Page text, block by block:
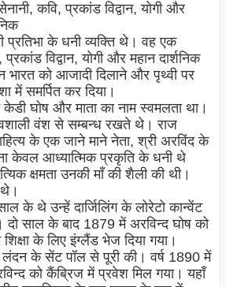
कवि, प्रकांड विद्वान, योगी और
प्रतिभा के धनी व्यक्ति थे। वह एक
विद्वान, योगी और महान दार्शनिक
भारत को आजादी दिलाने और पृथ्वी पर
में समर्पित कर दिया।
केडी घोष और माता का नाम स्वमलता था।
वंश से सम्बन्ध रखते थे। राज
के एक जाने माने नेता, श्री अरविंद के
केवल आध्यात्मिक प्रकृति के धनी थे
क्षमता उनकी माँ की शैली की थी।
के थे उन्हें दार्जिलिंग के लोरेटो कान्वेंट
साल के बाद 1879 में अरविन्द घोष को
के लिए इंग्लैंड भेज दिया गया।
लंदन के सेंट पॉल से पूरी की। वर्ष 1890 में
को कैंब्रिज में प्रवेश मिल गया। यहाँ